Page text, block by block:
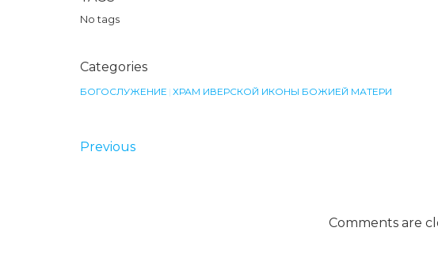
No tags
Categories
БОГОСЛУЖЕНИЕ | ХРАМ ИВЕРСКОЙ ИКОНЫ БОЖИЕЙ МАТЕРИ
Previous
Comments are